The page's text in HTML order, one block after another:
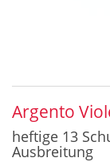
Argento
heftige 13
Ausbreitung